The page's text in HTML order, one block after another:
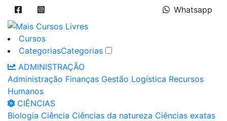
Whatsapp
Cursos
CategoriasCategorias
ADMINISTRAÇÃO
Administração Finanças Gestão Logística Recursos
Humanos
CIÊNCIAS
Biologia Ciência Ciências da natureza Ciências exatas